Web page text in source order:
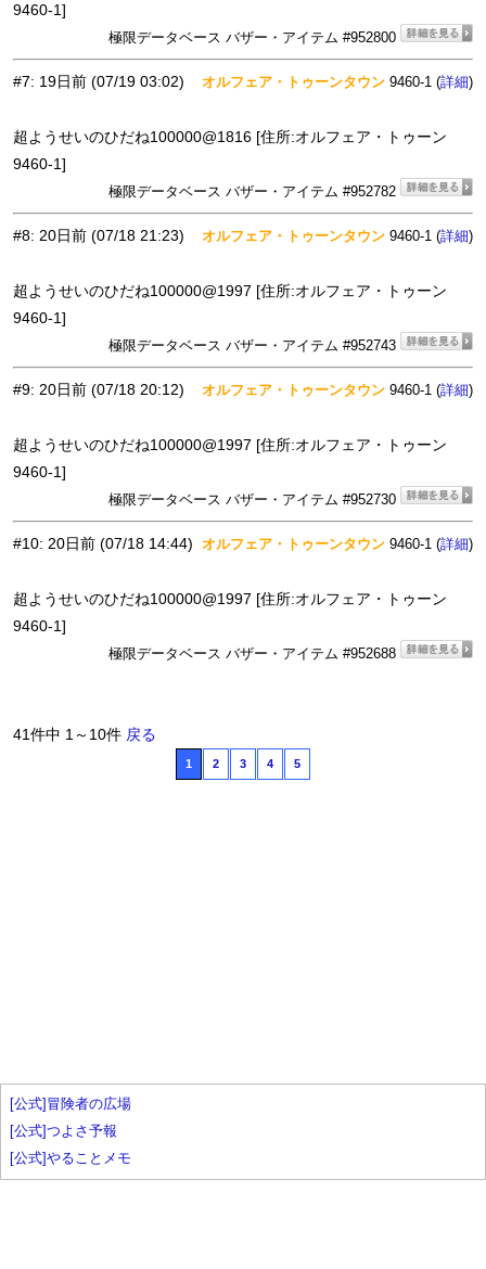
9460-1]
極限データベース バザー・アイテム #952800
#7: 19日前 (07/19 03:02) オルフェア・トゥーンタウン 9460-1 (詳細)
超ようせいのひだね100000@1816 [住所:オルフェア・トゥーン
9460-1]
極限データベース バザー・アイテム #952782
#8: 20日前 (07/18 21:23) オルフェア・トゥーンタウン 9460-1 (詳細)
超ようせいのひだね100000@1997 [住所:オルフェア・トゥーン
9460-1]
極限データベース バザー・アイテム #952743
#9: 20日前 (07/18 20:12) オルフェア・トゥーンタウン 9460-1 (詳細)
超ようせいのひだね100000@1997 [住所:オルフェア・トゥーン
9460-1]
極限データベース バザー・アイテム #952730
#10: 20日前 (07/18 14:44) オルフェア・トゥーンタウン 9460-1 (詳細)
超ようせいのひだね100000@1997 [住所:オルフェア・トゥーン
9460-1]
極限データベース バザー・アイテム #952688
41件中 1～10件 戻る
1 2 3 4 5
[公式]冒険者の広場
[公式]つよさ予報
[公式]やることメモ